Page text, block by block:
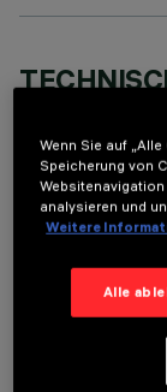
BESCHREIBUNG
Direct light
supports for
aluminium body,
level of weather
optical assembly
Wenn Sie auf
Speicherung von
analysieren und
Weitere
Alle